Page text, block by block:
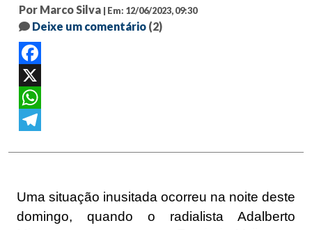
Por Marco Silva | Em: 12/06/2023, 09:30
Deixe um comentário (2)
Facebook
X
WhatsApp
Uma situação inusitada ocorreu na noite deste
domingo, quando o radialista Adalberto